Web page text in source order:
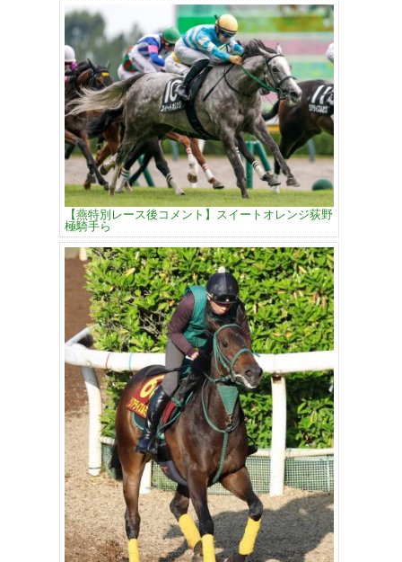
【燕特別レース後コメント】スイートオレンジ荻野
極騎手ら